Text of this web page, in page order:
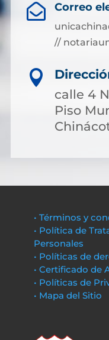
 Correo
//

calle 4
Piso
• Términos y
• Política de
Personales
• Políticas de
• Certificado de
• Políticas de
• Mapa del Sitio